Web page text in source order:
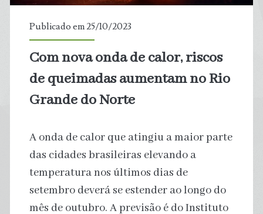
Publicado em 25/10/2023
Com nova onda de calor, riscos
de queimadas aumentam no Rio
Grande do Norte
A onda de calor que atingiu a maior parte
das cidades brasileiras elevando a
temperatura nos últimos dias de
setembro deverá se estender ao longo do
mês de outubro. A previsão é do Instituto